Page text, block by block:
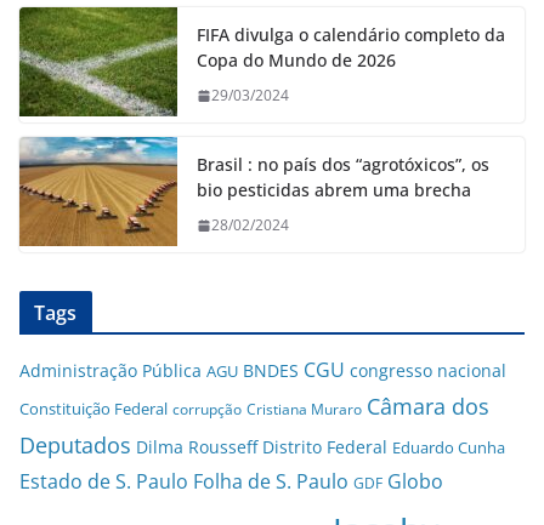
FIFA divulga o calendário completo da
Copa do Mundo de 2026
29/03/2024
Brasil : no país dos “agrotóxicos”, os
bio pesticidas abrem uma brecha
28/02/2024
Tags
Administração Pública AGU BNDES CGU congresso nacional
Constituição Federal corrupção Cristiana Muraro Câmara dos
Deputados Dilma Rousseff Distrito Federal Eduardo Cunha
Estado de S. Paulo Folha de S. Paulo GDF Globo